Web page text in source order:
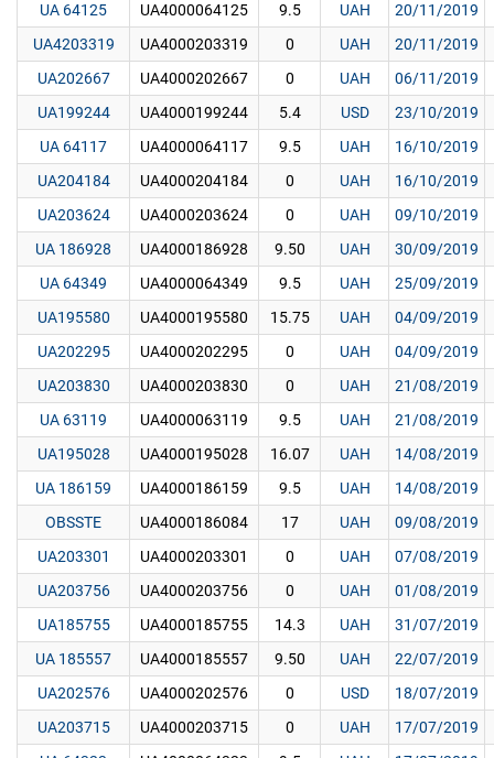
UA 64125
UA4000064125 9.5 UAH
20/11/2019
UA4203319
UA4000203319 0 UAH
20/11/2019
UA202667
UA4000202667 0 UAH
06/11/2019
UA199244
UA4000199244 5.4 USD
23/10/2019
UA 64117
UA4000064117 9.5 UAH
16/10/2019
UA204184
UA4000204184 0 UAH
16/10/2019
UA203624
UA4000203624 0 UAH
09/10/2019
UA 186928
UA4000186928 9.50 UAH
30/09/2019
UA 64349
UA4000064349 9.5 UAH
25/09/2019
UA195580
UA4000195580 15.75 UAH
04/09/2019
UA202295
UA4000202295 0 UAH
04/09/2019
UA203830
UA4000203830 0 UAH
21/08/2019
UA 63119
UA4000063119 9.5 UAH
21/08/2019
UA195028
UA4000195028 16.07 UAH
14/08/2019
UA 186159
UA4000186159 9.5 UAH
14/08/2019
OBSSTE
UA4000186084 17 UAH
09/08/2019
UA203301
UA4000203301 0 UAH
07/08/2019
UA203756
UA4000203756 0 UAH
01/08/2019
UA185755
UA4000185755 14.3 UAH
31/07/2019
UA 185557
UA4000185557 9.50 UAH
22/07/2019
UA202576
UA4000202576 0 USD
18/07/2019
UA203715
UA4000203715 0 UAH
17/07/2019